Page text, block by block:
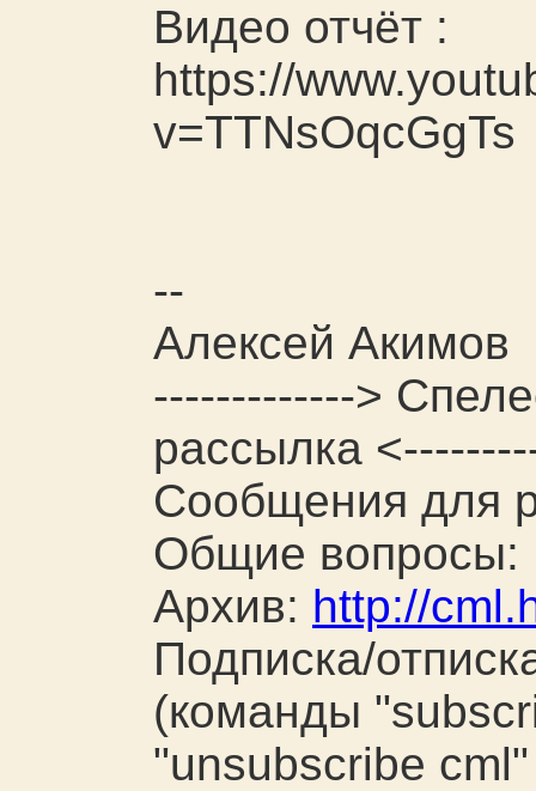
Видео отчёт :
https://
v=TTNsOqcGgTs
--
Алексей Акимов
------------->
рассылка
Сообщения для
Общие вопросы:
Архив: http://
Подписка/
(команды
"unsubscribe